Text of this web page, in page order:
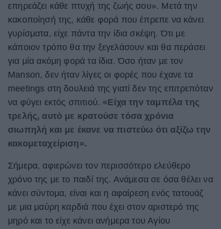
επηρεάζει κάθε πτυχή της ζωής σου». Μετά την
κακοποίησή της, κάθε φορά που έπρεπε να κάνει
γυρίσματα, είχε πάντα την ίδια σκέψη. Ότι με
κάποιον τρόπο θα την ξεγελάσουν και θα περάσει
για μία ακόμη φορά τα ίδια. Όσο ήταν με τον
Manson, δεν ήταν λίγες οι φορές που έχανε τα
meetings στη δουλειά της γιατί δεν της επιτρεπόταν
να φύγει εκτός σπιτιού. «Είχα την ταμπέλα της
τρελής, αυτό με κρατούσε τόσα χρόνια
σιωπηλή και με έκανε να πιστεύω ότι αξίζω την
κακομεταχείριση».
Σήμερα, αφιερώνει τον περισσότερο ελεύθερο
χρόνο της με το παιδί της. Ανάμεσα σε όσα θέλει να
κάνει σύντομα, είναι και η αφαίρεση ενός τατουάζ
με μια μαύρη καρδιά που έχει στον αριστερό της
μηρό και το είχε κάνει ανήμερα του Αγίου